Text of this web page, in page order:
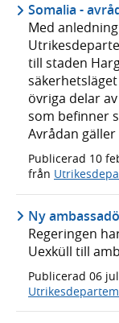
Somalia -
Med
till staden
övriga delar
som befinner
Avrådan
Publicerad 10
från
Ny
Regeringen
Uexküll till
Publicerad 06